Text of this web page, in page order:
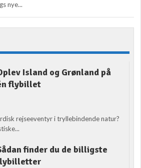
nye...
Island og Grønland på
flybillet
rejseeventyr i tryllebindende natur?
finder du de billigste